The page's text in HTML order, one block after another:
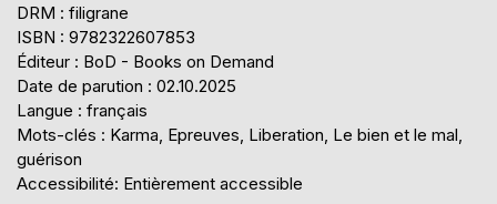
DRM : filigrane
ISBN : 9782322607853
Éditeur : BoD - Books on Demand
Date de parution : 02.10.2025
Langue : français
Mots-clés : Karma, Epreuves, Liberation, Le bien et le mal,
guérison
Accessibilité: Entièrement accessible